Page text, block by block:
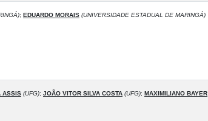
; EDUARDO MORAIS (UNIVERSIDADE ESTADUAL DE MARINGÁ)
ASSIS (UFG); JOÃO VITOR SILVA COSTA (UFG); MAXIMILIANO BAYER